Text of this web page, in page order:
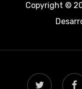
Copyright ©
twitter